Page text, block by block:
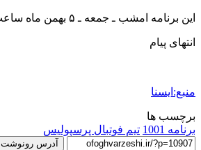
این برنامه امشب ـ جمعه ـ ۵ بهمن ماه ساعت ۲۲:۳۰ از شبکه نسیم پخش می‌شود.
انتهای پیام
منبع:ایسنا
برچسب ها
برنامه 1001
تيم فوتبال پرسپوليس
آدرس رونوشت